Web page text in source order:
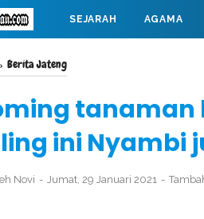
SEJARAH AGAMA
› Berita Jateng
ini Nyambi
Novi Jumat, 29 Januari 2021